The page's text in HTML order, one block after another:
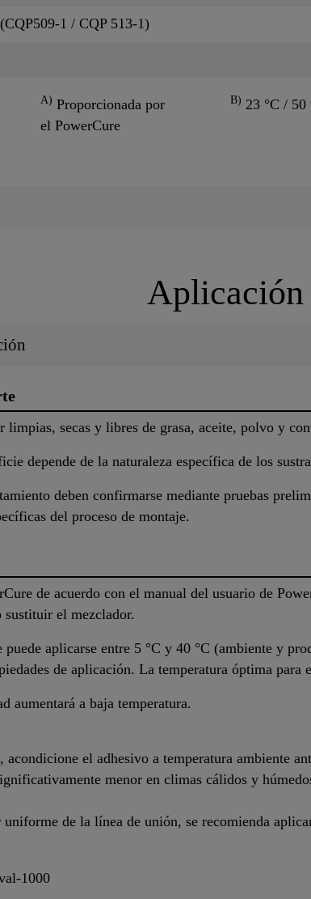
1 / CQP 513-1)
A) Proporcionada por
el PowerCure
B) 23 °C / 50
Aplicación
limpias, secas y libres de grasa, aceite, polvo y
depende de la naturaleza específica de los
deben confirmarse mediante pruebas
del proceso de montaje.
de acuerdo con el manual del usuario de
sustituir el mezclador.
aplicarse entre 5 °C y 40 °C (ambiente y
de aplicación. La temperatura óptima para
aumentará a baja temperatura.
el adhesivo a temperatura ambiente
menor en climas cálidos y
uniforme de la línea de unión, se recomienda